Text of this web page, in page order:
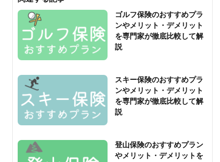
ゴルフ保険のおすすめプラ
ンやメリット・デメリット
を専門家が徹底比較して解
説
スキー保険のおすすめプラ
ンやメリット・デメリット
を専門家が徹底比較して解
説
登山保険のおすすめプラン
やメリット・デメリットを